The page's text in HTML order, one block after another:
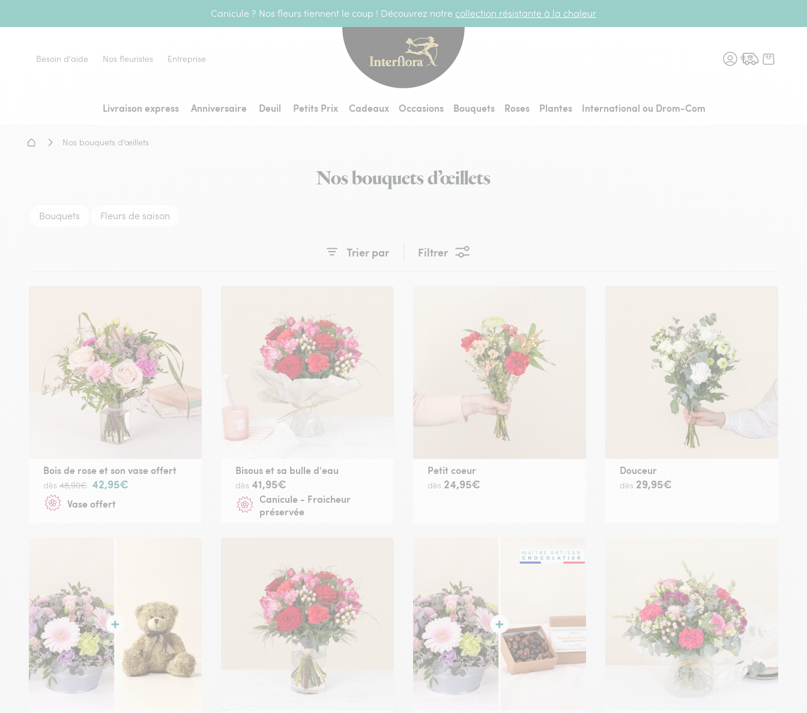
Canicule ? Nos fleurs tiennent le coup ! Découvrez notre collection résistante à la chaleur
Livraison express Anniversaire Deuil Petits Prix Cadeaux Occasions Bouquets Roses Plantes International ou Drom-Com
Besoin d'aide Nos fleuristes Entreprise
Accueil - Livraison fleurs
Nos bouquets d’œillets
Nos bouquets d’œillets
Bouquets Fleurs de saison
Trier par Filtrer
Bois de rose et son vase offert
dès 48,90€ 42,95€
Vase offert
Bisous et sa bulle d'eau
dès 41,95€
Canicule - Fraicheur
préservée
Petit coeur
dès 24,95€
Douceur
dès 29,95€